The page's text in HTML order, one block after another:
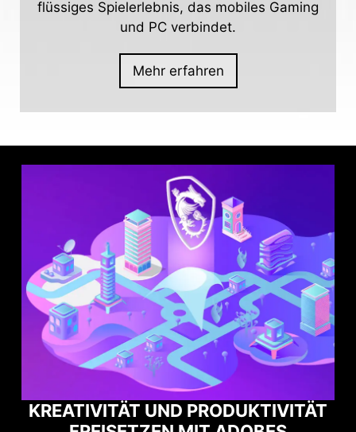
flüssiges Spielerlebnis, das mobiles Gaming
und PC verbindet.
Mehr erfahren